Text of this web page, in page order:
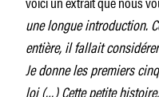
une longue introduction.
entière, il fallait
Je donne les premiers
loi (…) Cette petite